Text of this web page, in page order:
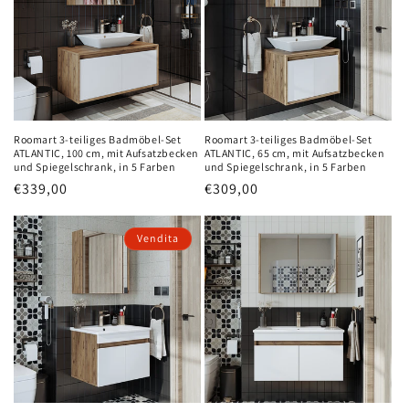
Roomart 3-teiliges Badmöbel-Set
ATLANTIC, 100 cm, mit Aufsatzbecken
und Spiegelschrank, in 5 Farben
Normaler
€339,00
Roomart 3-teiliges Badmöbel-Set
ATLANTIC, 65 cm, mit Aufsatzbecken
und Spiegelschrank, in 5 Farben
Verkaufspreis
€309,00
Vendita